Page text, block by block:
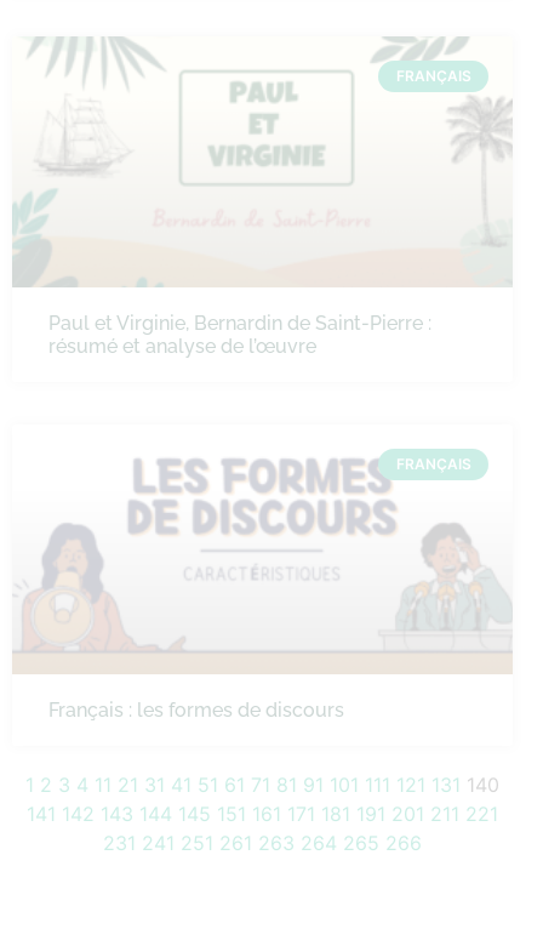
FRANÇAIS
Paul et Virginie, Bernardin de Saint-Pierre :
résumé et analyse de l’œuvre
FRANÇAIS
Français : les formes de discours
1 2 3 4 11 21 31 41 51 61 71 81 91 101 111 121 131 140
141 142 143 144 145 151 161 171 181 191 201 211 221
231 241 251 261 263 264 265 266